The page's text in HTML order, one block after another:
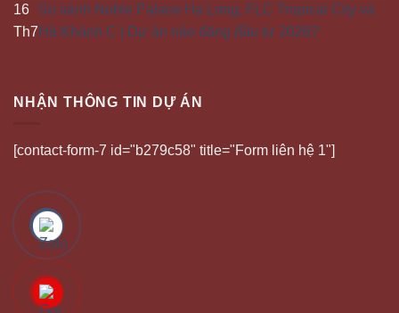
16
Th7
So sánh Noble Palace Hạ Long, FLC Tropical City và
Hà Khánh C | Dự án nào đáng đầu tư 2026?
NHẬN THÔNG TIN DỰ ÁN
[contact-form-7 id="b279c58" title="Form liên hệ 1"]